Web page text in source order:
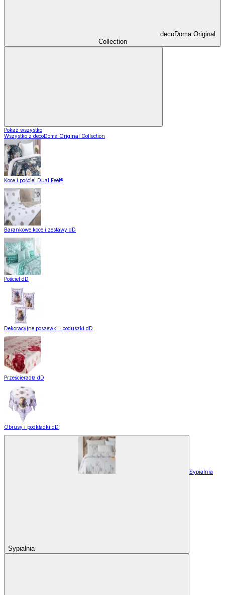
decoDoma Original
Collection
Pokaż wszystko
Wszystko z decoDoma Original Collection
Koce i pościel Dual Feel®
Barankowe koce i zestawy dD
Pościel dD
Dekoracyjne poszewki i poduszki dD
Prześcieradła dD
Obrusy i podkładki dD
Sypialnia
Sypialnia